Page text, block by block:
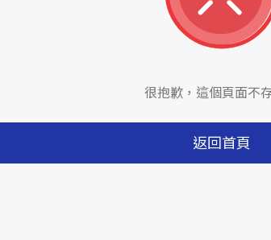
很抱歉，這個頁面不
返回首頁